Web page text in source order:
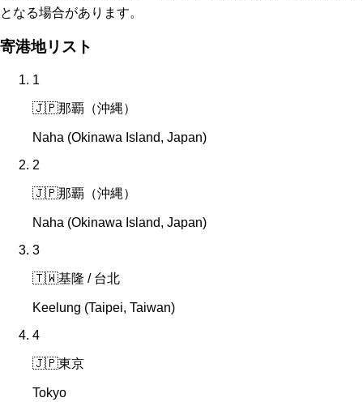
となる場合があります。
寄港地リスト
1
🇯🇵那覇（沖縄）
Naha (Okinawa Island, Japan)
2
🇯🇵那覇（沖縄）
Naha (Okinawa Island, Japan)
3
🇹🇼基隆 / 台北
Keelung (Taipei, Taiwan)
4
🇯🇵東京
Tokyo